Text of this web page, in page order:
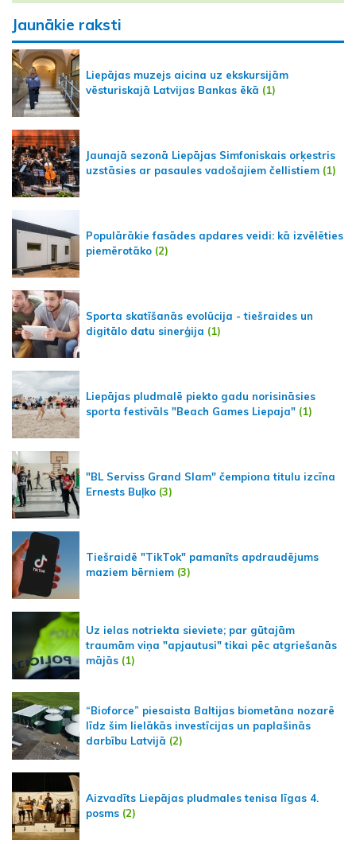
Jaunākie raksti
Liepājas muzejs aicina uz ekskursijām
vēsturiskajā Latvijas Bankas ēkā (1)
Jaunajā sezonā Liepājas Simfoniskais orķestris
uzstāsies ar pasaules vadošajiem čellistiem (1)
Populārākie fasādes apdares veidi: kā izvēlēties
piemērotāko (2)
Sporta skatīšanās evolūcija - tiešraides un
digitālo datu sinerģija (1)
Liepājas pludmalē piekto gadu norisināsies
sporta festivāls "Beach Games Liepaja" (1)
"BL Serviss Grand Slam" čempiona titulu izcīna
Ernests Buļko (3)
Tiešraidē "TikTok" pamanīts apdraudējums
maziem bērniem (3)
Uz ielas notriekta sieviete; par gūtajām
traumām viņa "apjautusi" tikai pēc atgriešanās
mājās (1)
“Bioforce” piesaista Baltijas biometāna nozarē
līdz šim lielākās investīcijas un paplašinās
darbību Latvijā (2)
Aizvadīts Liepājas pludmales tenisa līgas 4.
posms (2)